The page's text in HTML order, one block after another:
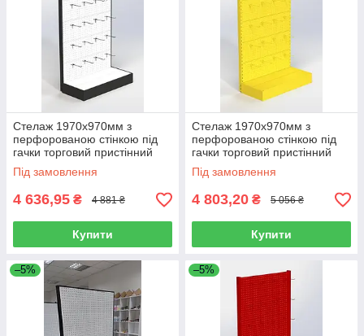
Стелаж 1970х970мм з
перфорованою стінкою під
гачки торговий пристінний
для магазину
Під замовлення
4 636,95 ₴ 4 881 ₴
Купити
Стелаж 1970х970мм з
перфорованою стінкою під
гачки торговий пристінний
для магазину
Під замовлення
4 803,20 ₴ 5 056 ₴
Купити
–5% –5%